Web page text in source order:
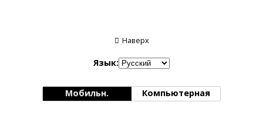
Наверх
Язык:
Мобильн. Компьютерная